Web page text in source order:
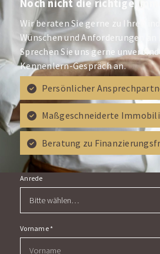
Noch nicht die richtige
Wir beraten Sie gerne zu Ihren
Wünschen und Anforderungen an
Sprechen Sie uns gerne
Kennenlern-Gespräch an.
Persönlicher
Maßgeschneiderte
Beratung zu
Anrede
Vorname*